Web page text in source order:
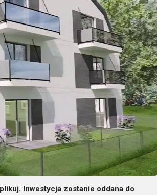
Inwestycja zostanie oddana do